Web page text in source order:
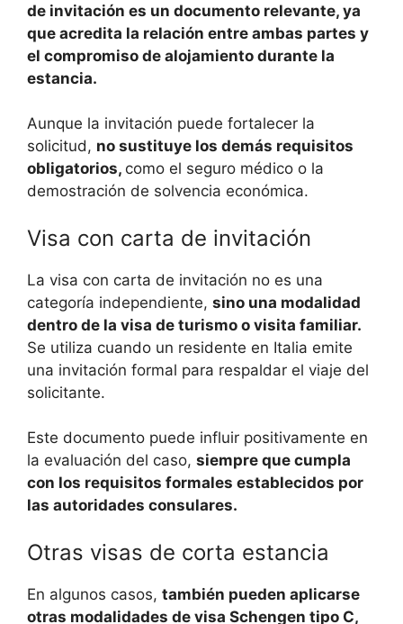
de invitación es un documento relevante, ya
que acredita la relación entre ambas partes y
el compromiso de alojamiento durante la
estancia.
Aunque la invitación puede fortalecer la
solicitud, no sustituye los demás requisitos
obligatorios, como el seguro médico o la
demostración de solvencia económica.
Visa con carta de invitación
La visa con carta de invitación no es una
categoría independiente, sino una modalidad
dentro de la visa de turismo o visita familiar.
Se utiliza cuando un residente en Italia emite
una invitación formal para respaldar el viaje del
solicitante.
Este documento puede influir positivamente en
la evaluación del caso, siempre que cumpla
con los requisitos formales establecidos por
las autoridades consulares.
Otras visas de corta estancia
En algunos casos, también pueden aplicarse
otras modalidades de visa Schengen tipo C,